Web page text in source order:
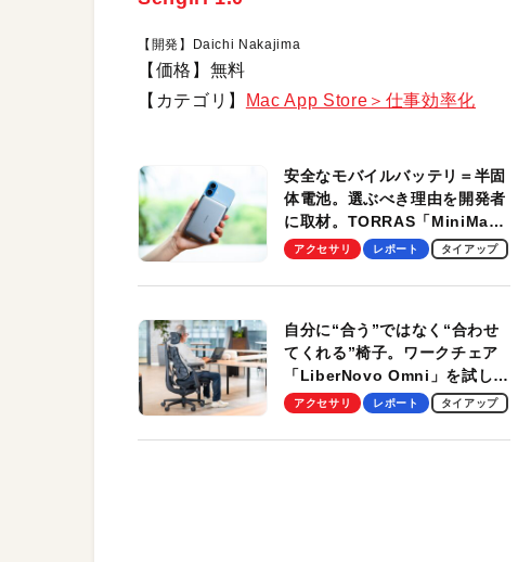
【開発】Daichi Nakajima
【価格】無料
【カテゴリ】
Mac App Store＞仕事効率化
安全なモバイルバッテリ＝半固
体電池。選ぶべき理由を開発者
に取材。TORRAS「MiniMag
Pro」の実機レビューも
アクセサリ レポート タイアップ
自分に“合う”ではなく“合わせ
てくれる”椅子。ワークチェア
「LiberNovo Omni」を試して
わかったその魅力。まさかのス
アクセサリ レポート タイアップ